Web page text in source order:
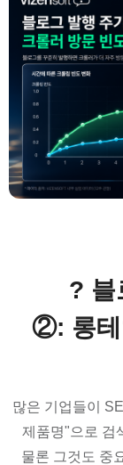
? 블
②: 롱테
많은 기업들이
제품명"으로 검
물론 그것도 중